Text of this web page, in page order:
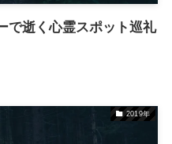
で逝く心霊スポット巡礼
2019年